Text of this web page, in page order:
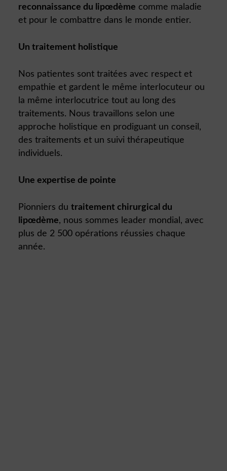
reconnaissance du lipœdème comme maladie
et pour le combattre dans le monde entier.
Un traitement holistique
Nos patientes sont traitées avec respect et
empathie et gardent le même interlocuteur ou
la même interlocutrice tout au long des
traitements. Nous travaillons selon une
approche holistique en prodiguant un conseil,
des traitements et un suivi thérapeutique
individuels.
Une expertise de pointe
Pionniers du traitement chirurgical du
lipœdème, nous sommes leader mondial, avec
plus de 2 500 opérations réussies chaque
année.